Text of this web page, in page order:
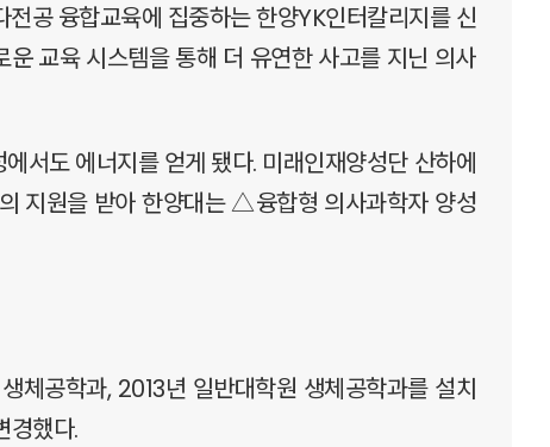
공 융합교육에 집중하는 한양YK인터칼리지를 신
운 교육 시스템을 통해 더 유연한 사고를 지닌 의사
서도 에너지를 얻게 됐다. 미래인재양성단 산하에
지원을 받아 한양대는 △융합형 의사과학자 양성
체공학과, 2013년 일반대학원 생체공학과를 설치
경했다.